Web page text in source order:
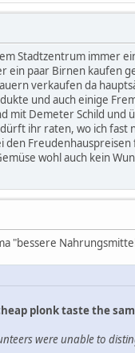
Stadtzentrum immer
ein paar Birnen kaufen
verkaufen da
und auch einige
mit Demeter Schild und
ihr raten, wo ich fast
den
wohl auch kein
"bessere
plonk taste the
were unable to